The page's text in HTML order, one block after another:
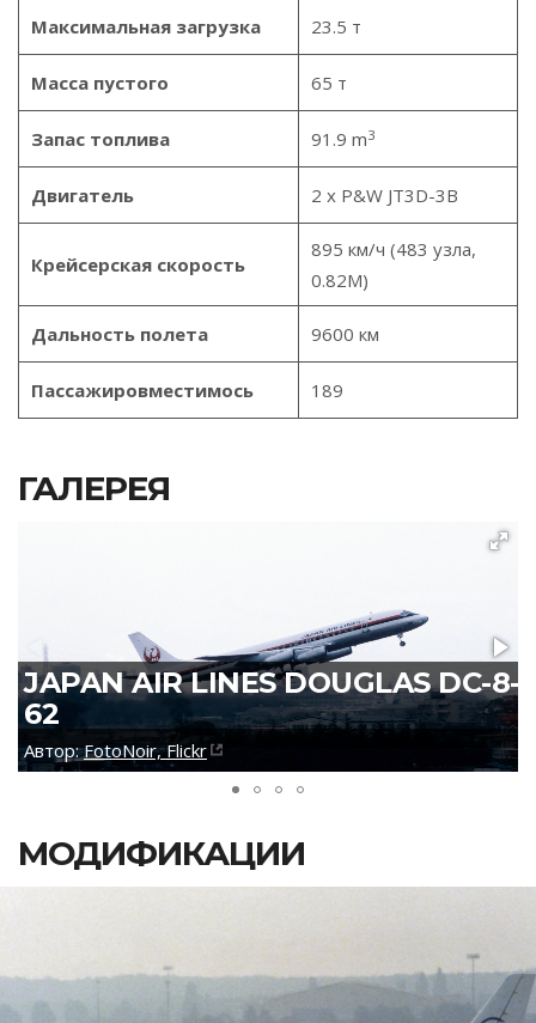
Максимальная загрузка 23.5 т
Масса пустого 65 т
Запас топлива 91.9 m3
Двигатель 2 x P&W JT3D-3B
Крейсерская скорость
895 км/ч (483 узла,
0.82М)
Дальность полета 9600 км
Пассажировместимось 189
ГАЛЕРЕЯ
JAPAN AIR LINES DOUGLAS DC-8-
62
Автор:FotoNoir, Flickr
МОДИФИКАЦИИ